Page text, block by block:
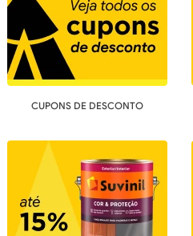
CUPONS DE DESCONTO